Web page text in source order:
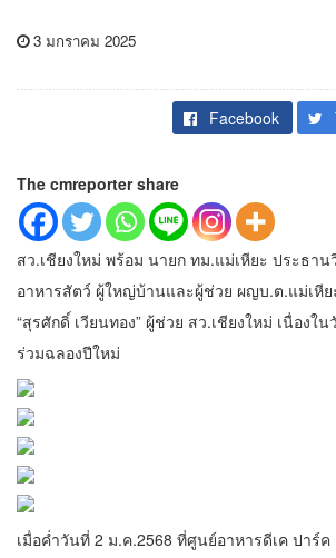
3 มกราคม 2025
Facebook
The cmreporter share
สว.เชียงใหม่ พร้อม นายก ทม.แม่เหียะ ประธา
อาหารสัตว์ ผู้ใหญ่บ้านและผู้ช่วย ผญบ.ต.แม่เหีย
“สุรศักดิ์ เวียนทอง” ผู้ช่วย สว.เชียงใหม่ เนื่องใ
ร่วมฉลองปีใหม่
เมื่อค่ำวันที่ 2 ม.ค.2568 ที่ศูนย์อาหารดีเค ปาร์